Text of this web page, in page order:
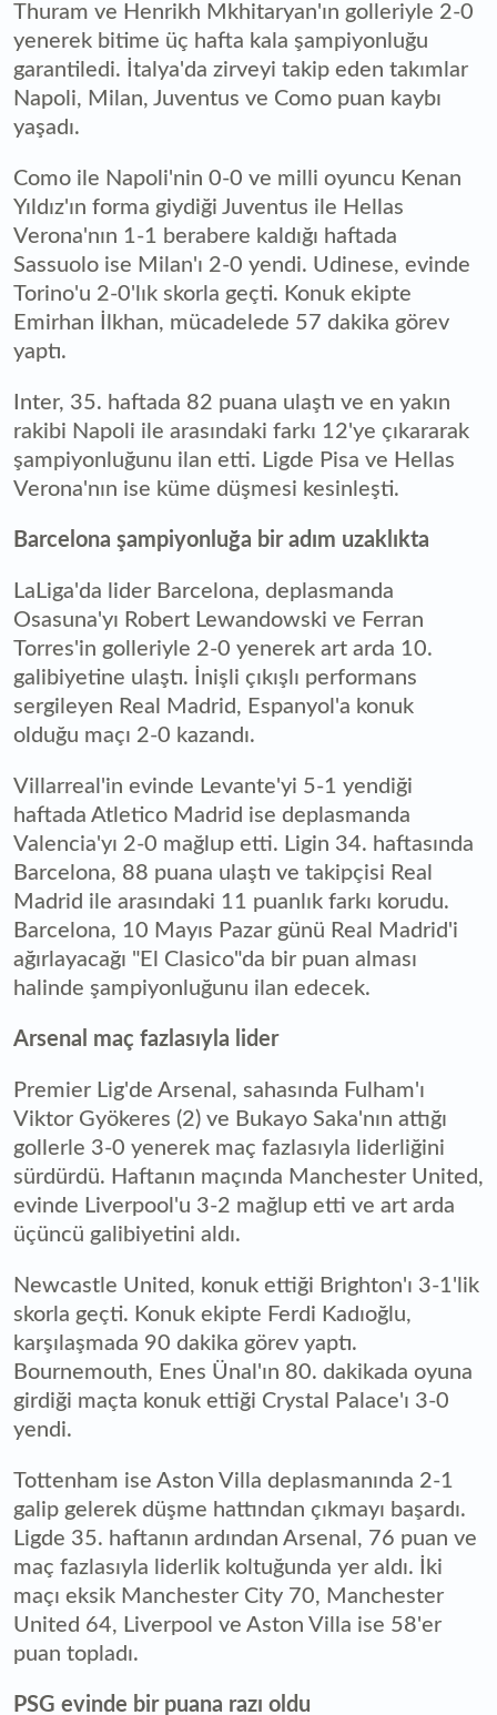
Thuram ve Henrikh Mkhitaryan'ın golleriyle 2-0
yenerek bitime üç hafta kala şampiyonluğu
garantiledi. İtalya'da zirveyi takip eden takımlar
Napoli, Milan, Juventus ve Como puan kaybı
yaşadı.
Como ile Napoli'nin 0-0 ve milli oyuncu Kenan
Yıldız'ın forma giydiği Juventus ile Hellas
Verona'nın 1-1 berabere kaldığı haftada
Sassuolo ise Milan'ı 2-0 yendi. Udinese, evinde
Torino'u 2-0'lık skorla geçti. Konuk ekipte
Emirhan İlkhan, mücadelede 57 dakika görev
yaptı.
Inter, 35. haftada 82 puana ulaştı ve en yakın
rakibi Napoli ile arasındaki farkı 12'ye çıkararak
şampiyonluğunu ilan etti. Ligde Pisa ve Hellas
Verona'nın ise küme düşmesi kesinleşti.
Barcelona şampiyonluğa bir adım uzaklıkta
LaLiga'da lider Barcelona, deplasmanda
Osasuna'yı Robert Lewandowski ve Ferran
Torres'in golleriyle 2-0 yenerek art arda 10.
galibiyetine ulaştı. İnişli çıkışlı performans
sergileyen Real Madrid, Espanyol'a konuk
olduğu maçı 2-0 kazandı.
Villarreal'in evinde Levante'yi 5-1 yendiği
haftada Atletico Madrid ise deplasmanda
Valencia'yı 2-0 mağlup etti. Ligin 34. haftasında
Barcelona, 88 puana ulaştı ve takipçisi Real
Madrid ile arasındaki 11 puanlık farkı korudu.
Barcelona, 10 Mayıs Pazar günü Real Madrid'i
ağırlayacağı "El Clasico"da bir puan alması
halinde şampiyonluğunu ilan edecek.
Arsenal maç fazlasıyla lider
Premier Lig'de Arsenal, sahasında Fulham'ı
Viktor Gyökeres (2) ve Bukayo Saka'nın attığı
gollerle 3-0 yenerek maç fazlasıyla liderliğini
sürdürdü. Haftanın maçında Manchester United,
evinde Liverpool'u 3-2 mağlup etti ve art arda
üçüncü galibiyetini aldı.
Newcastle United, konuk ettiği Brighton'ı 3-1'lik
skorla geçti. Konuk ekipte Ferdi Kadıoğlu,
karşılaşmada 90 dakika görev yaptı.
Bournemouth, Enes Ünal'ın 80. dakikada oyuna
girdiği maçta konuk ettiği Crystal Palace'ı 3-0
yendi.
Tottenham ise Aston Villa deplasmanında 2-1
galip gelerek düşme hattından çıkmayı başardı.
Ligde 35. haftanın ardından Arsenal, 76 puan ve
maç fazlasıyla liderlik koltuğunda yer aldı. İki
maçı eksik Manchester City 70, Manchester
United 64, Liverpool ve Aston Villa ise 58'er
puan topladı.
PSG evinde bir puana razı oldu